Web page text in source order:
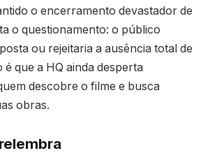
o encerramento devastador de
o questionamento: o público
ou rejeitaria a ausência total de
é que a HQ ainda desperta
descobre o filme e busca
obras.